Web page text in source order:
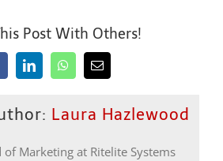
Post With Others!
LinkedInWhatsApp
Email
Laura Hazlewood
of Marketing at Ritelite Systems